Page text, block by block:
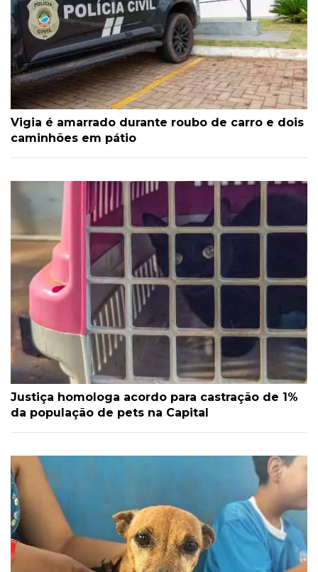
Vigia é amarrado durante roubo de carro e dois
caminhões em pátio
Justiça homologa acordo para castração de 1%
da população de pets na Capital